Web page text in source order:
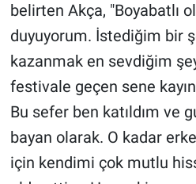
belirten Akça, "Boyabatlı
duyuyorum. İstediğim bir
kazanmak en sevdiğim
festivale geçen sene
Bu sefer ben katıldım ve
bayan olarak. O kadar
için kendimi çok mutlu